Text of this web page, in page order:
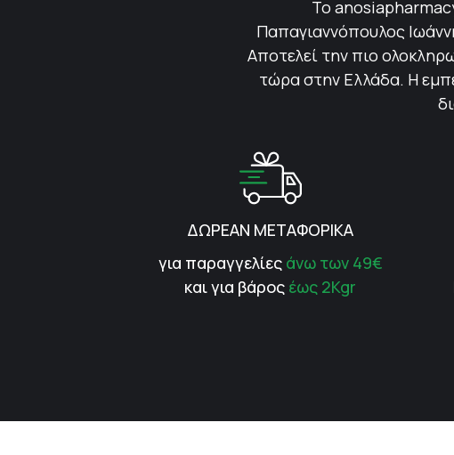
Το
Παπαγιαννόπουλος
Αποτελεί την πιο
τώρα στην Ελλάδα. Η
ΔΩΡΕΑΝ ΜΕΤΑΦΟΡΙΚΑ
για παραγγελίες άνω των 49€
και για βάρος έως 2Kgr